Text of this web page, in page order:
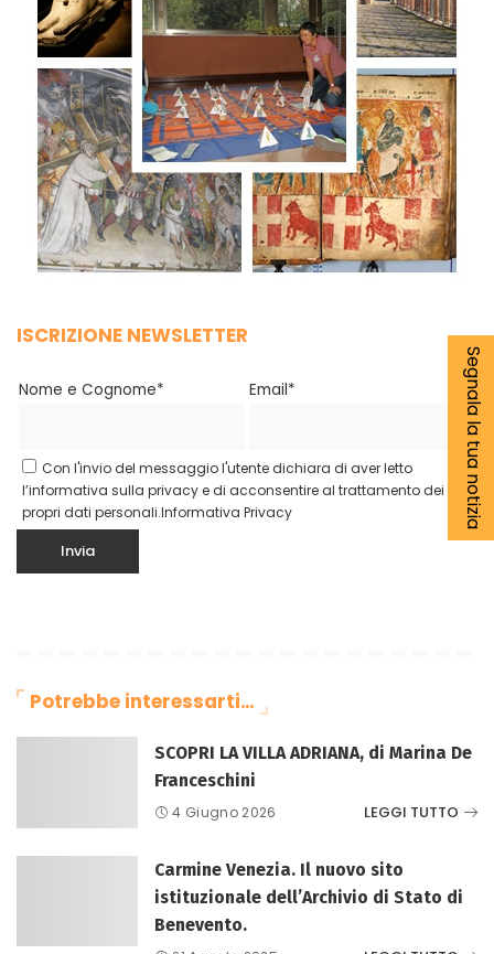
ISCRIZIONE NEWSLETTER
Nome e Cognome* Email*
Con l'invio del messaggio l'utente dichiara di aver letto
l’informativa sulla privacy e di acconsentire al trattamento dei
propri dati personali.Informativa Privacy
Potrebbe interessarti…
SCOPRI LA VILLA ADRIANA, di Marina De
Franceschini
4 Giugno 2026 LEGGI TUTTO
Carmine Venezia. Il nuovo sito
istituzionale dell’Archivio di Stato di
Benevento.
Segnala la tua notizia